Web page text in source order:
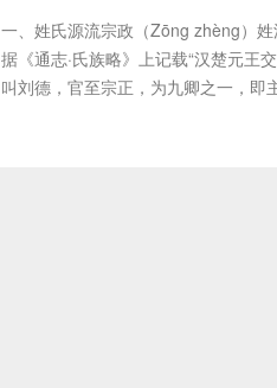
一、姓氏源流宗政（Zōng zhèng）
据《通志·氏族略》上记载“汉楚元王
叫刘德，官至宗正，为九卿之一，即